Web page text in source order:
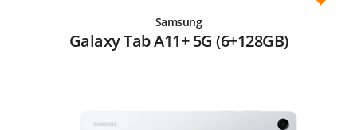
Samsung
Galaxy Tab A11+ 5G (6+128GB)